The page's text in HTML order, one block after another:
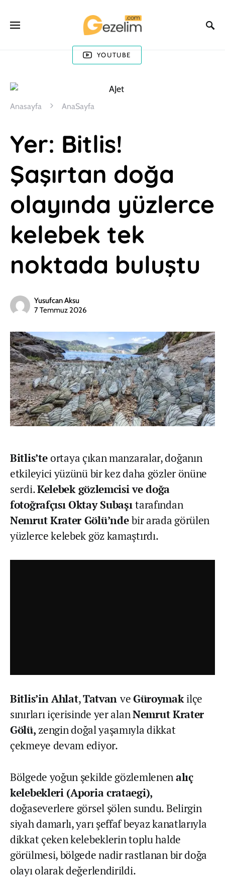
YOUTUBE
Anasayfa AnaSayfa
Yer: Bitlis!
Şaşırtan doğa
olayında yüzlerce
kelebek tek
noktada buluştu
Yusufcan Aksu
7 Temmuz 2026
Bitlis’teortaya çıkan manzaralar, doğanın
etkileyici yüzünü bir kez daha gözler önüne
serdi.Kelebek gözlemcisi ve doğa
fotoğrafçısı Oktay Subaşıtarafından
Nemrut Krater Gölü’ndebir arada görülen
yüzlerce kelebek göz kamaştırdı.
Bitlis’in Ahlat,TatvanveGüroymakilçe
sınırları içerisinde yer alanNemrut Krater
Gölü, zengin doğal yaşamıyla dikkat
çekmeye devam ediyor.
Bölgede yoğun şekilde gözlemlenenalıç
kelebekleri (Aporia crataegi),
doğaseverlere görsel şölen sundu. Belirgin
siyah damarlı, yarı şeffaf beyaz kanatlarıyla
dikkat çeken kelebeklerin toplu halde
görülmesi, bölgede nadir rastlanan bir doğa
olayı olarak değerlendirildi.